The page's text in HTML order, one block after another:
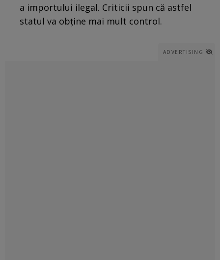
a importului ilegal. Criticii spun că astfel
statul va obține mai mult control.
ADVERTISING